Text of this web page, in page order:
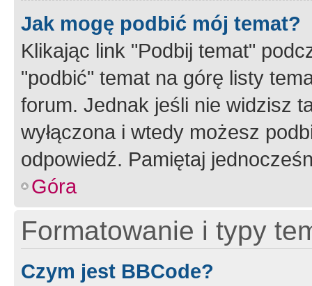
Jak mogę podbić mój temat?
Klikając link "Podbij temat"
"podbić" temat na górę listy
forum. Jednak jeśli nie widzisz
wyłączona i wtedy możesz
odpowiedź. Pamiętaj
Góra
Formatowanie i typy
Czym jest BBCode?